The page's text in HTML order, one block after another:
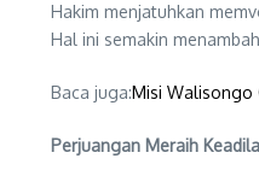
Hakim menjatuhkan
Hal ini semakin
Baca juga:Misi Walisongo
Perjuangan Meraih